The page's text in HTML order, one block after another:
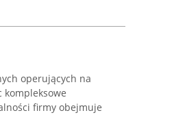
operujących na
kompleksowe
firmy obejmuje